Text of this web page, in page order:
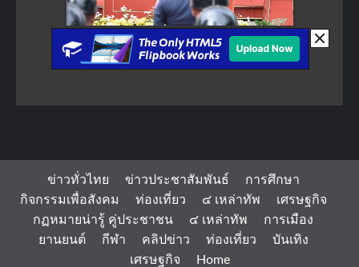
ข่าวทั่วไทย ข่าวประชาสัมพันธ์
การศึกษา
กิจกรรมเพื่อสังคม
ท่องเที่ยว ๔ เหล่าทัพ
เศรษฐกิจ
กฏหมายน่ารู้ คู่ประชาชน
๔ เหล่าทัพ
การเมือง
ยานยนต์
กีฬา คลิปข่าว ท่องเที่ยว
บันเทิง
เศรษฐกิจ
Home